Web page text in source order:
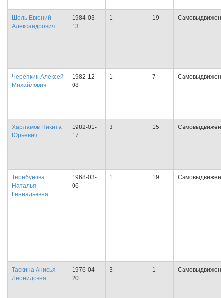
Шель Евгений
Александрович
1984-03-
13
1 19
Черепкин Алексей
Михайлович
1982-12-
08
1 7
Харламов Никита
Юрьевич
1982-01-
17
3 15
Теребунова
Наталья
Геннадьевна
1968-03-
06
1 19
Таскина Анисья
Леонидовна
1976-04-
20
3 1